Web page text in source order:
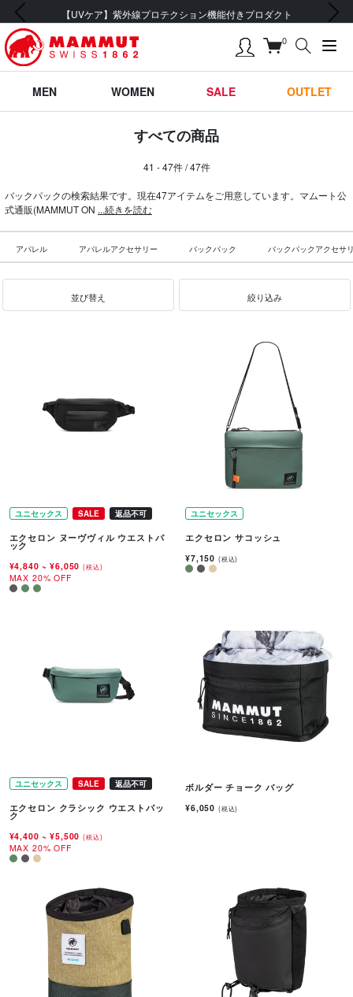
【UVケア】紫外線プロテクション機能付きプロダクト
前の画像 次の画像
0
MEN WOMEN SALE OUTLET
すべての商品
41 - 47件 / 47件
バックパックの検索結果です。現在47アイテムをご用意しています。マムート公
式通販(MAMMUT ON ...続きを読む
アパレル アパレルアクセサリー バックパック バックパックアクセサ
並び替え 絞り込み
ユニセックス SALE 返品不可
エクセロン ヌーヴヴィル ウエストパ
ック
¥4,840~ ¥6,050(税込)
MAX 20% OFF
ユニセックス
エクセロン サコッシュ
¥7,150 (税込)
ユニセックス SALE 返品不可
エクセロン クラシック ウエストパッ
ク
¥4,400~ ¥5,500(税込)
MAX 20% OFF
ボルダー チョーク バッグ
¥6,050 (税込)